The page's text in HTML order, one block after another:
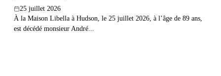
25 juillet 2026
À la Maison Libella à Hudson, le 25 juillet 2026, à l’âge de 89 ans,
est décédé monsieur André...